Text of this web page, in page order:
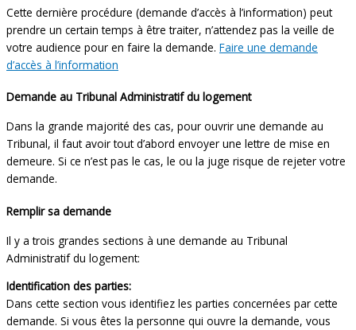
Cette dernière procédure (demande d’accès à l’information) peut
prendre un certain temps à être traiter, n’attendez pas la veille de
votre audience pour en faire la demande. Faire une demande
d’accès à l’information
Demande au Tribunal Administratif du logement
Dans la grande majorité des cas, pour ouvrir une demande au
Tribunal, il faut avoir tout d’abord envoyer une lettre de mise en
demeure. Si ce n’est pas le cas, le ou la juge risque de rejeter votre
demande.
Remplir sa demande
Il y a trois grandes sections à une demande au Tribunal
Administratif du logement:
Identification des parties:
Dans cette section vous identifiez les parties concernées par cette
demande. Si vous êtes la personne qui ouvre la demande, vous